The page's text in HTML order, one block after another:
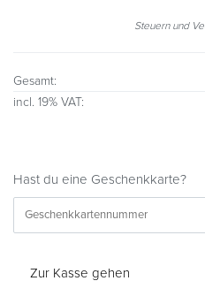
Steuern und
Hast du eine Geschenkkarte?
Zur Kasse gehen